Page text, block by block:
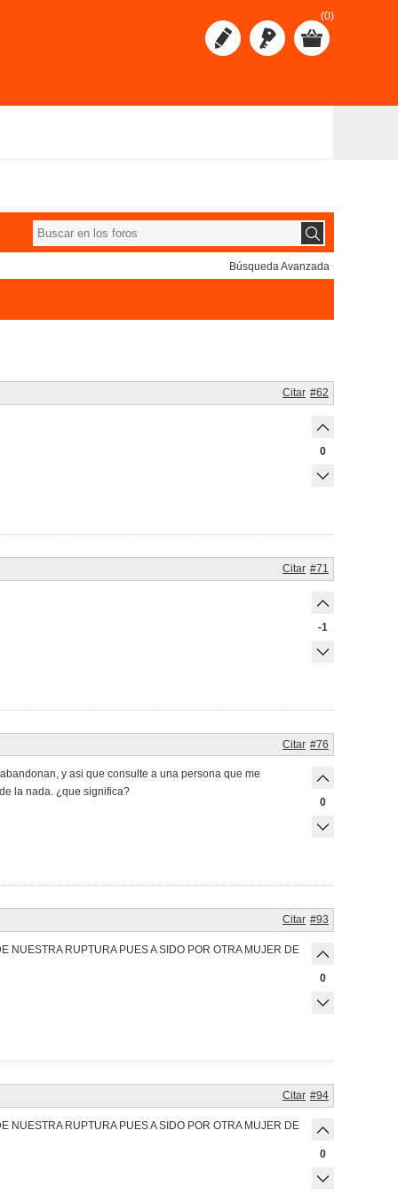
(0)
Búsqueda Avanzada
#62
Citar
0
#71
Citar
-1
#76
Citar
y asi que consulte a una persona que me
la nada. ¿que significa?
0
#93
Citar
NUESTRA RUPTURA PUES A SIDO POR OTRA MUJER DE
0
#94
Citar
NUESTRA RUPTURA PUES A SIDO POR OTRA MUJER DE
0